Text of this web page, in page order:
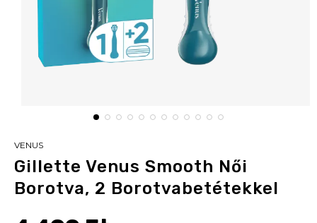
VENUS
Gillette Venus Smooth Női
Borotva, 2 Borotvabetétekkel